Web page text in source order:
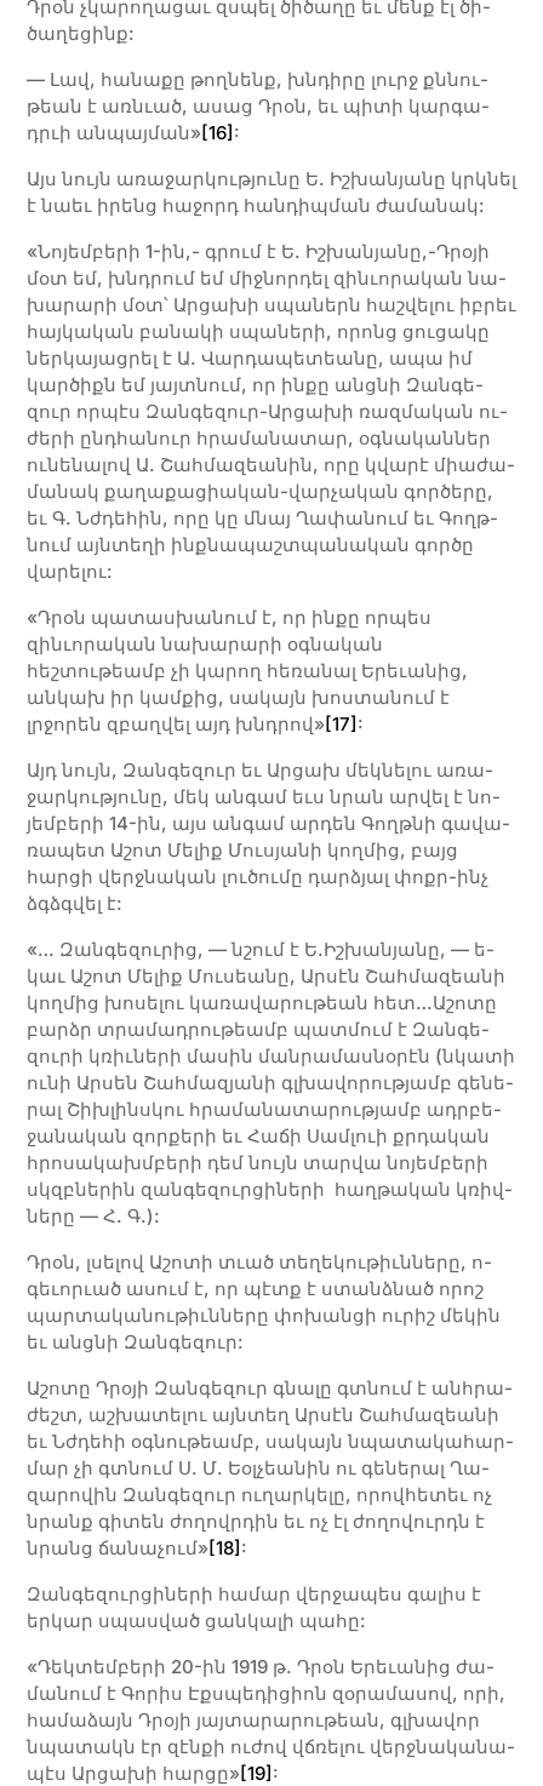
Դրօն չկա­րո­ղա­ցաւ զսպել ծի­ծա­ղը եւ մենք էլ ծի­
ծա­ղե­ցինք:
— Լավ, հա­նա­քը թող­նենք, խնդի­րը լուրջ քննու­
թեան է առ­նւած, ա­սաց Դրօն, եւ պի­տի կար­գա­
դրւի ան­պայ­ման»[16]:
Այս նույն առաջարկությունը Ե. Իշխանյանը կրկնել
է նաեւ իրենց հա­­ջորդ հան­­դիպ­­ման ժա­­մա­­նակ:
«Նո­յեմ­բե­րի 1-ին,- գրում է Ե. Իշ­խա­նյա­նը,-Դրօ­յի
մօտ եմ, խնդրում եմ միջ­նոր­դել զի­նւո­րա­կան նա­
խա­րա­րի մօտ՝ Արցախի սպա­ներն հաշ­վե­լու իբ­րեւ
հայ­կա­կան բա­նա­կի սպա­նե­րի, որոնց ցուցակը
ներկայացրել է Ա. Վար­դա­պե­տեանը, ա­պա իմ
կար­ծիքն եմ յայտ­նում, որ ին­քը անց­նի Զան­գե­
զուր որ­պէս Զան­գե­զուր-Արցախի ռազ­մա­կան ու­
ժե­րի ընդհանուր հրա­մա­նա­տար, օգ­նա­կան­ներ
ու­նե­նա­լով Ա. Շահ­մա­զեա­նին, ո­րը կվա­րէ միա­ժա­
մա­նակ քա­ղա­քա­ցիա­կան-վար­չա­կան գոր­ծե­րը,
եւ Գ. Նժդե­հին, ո­րը կը մնայ Ղա­փա­նում եւ Գողթ­
նում այն­տե­ղի ինք­նա­պաշտ­պա­նա­կան գոր­ծը
վա­րե­լու:
«Դրօն պատասխանում է, որ ինքը որպես
զինւորական նախա­րարի օգնական
հեշտութեամբ չի կարող հեռանալ Երեւանից,
անկախ իր կամքից, սակայն խոստանում է
լրջորեն զբաղվել այդ խնդրով»[17]:
Այդ նույն, Զան­գե­զուր եւ Արցախ մեկ­նե­լու ա­ռա­
ջար­կու­թյու­նը, մեկ ան­գամ եւս նրան ար­վել է նո­
յեմ­բե­րի 14-ին, այս ան­գամ ար­դեն Գողթ­նի գա­վա­
ռա­պետ Ա­շոտ Մե­լիք Մու­սյա­նի կող­մից, բայց
հարցի վերջնական լուծումը դարձյալ փոքր-ինչ
ձգձգվել է:
«… Զան­գե­զու­րից, — նշում է Ե.Իշ­խա­նյա­նը, — ե­
կաւ Ա­շոտ Մե­լիք Մու­սեա­նը, Ար­սէն Շահ­մա­զեա­նի
կող­մից խո­սե­լու կա­ռա­վա­րու­թեան հետ…Ա­շո­տը
բարձր տրա­մա­դրու­թեամբ պատ­մում է Զան­գե­
զու­րի կռիւ­նե­րի մա­սին ման­րա­մաս­նօ­րէն (նկա­տի
ու­նի Ար­սեն Շահ­մա­զյա­նի գլխա­վո­րու­թյամբ գե­նե­
րալ Շիխ­լինս­կու հրա­մա­նա­տա­րու­թյամբ ադր­բե­
ջա­նա­կան զոր­քե­րի եւ Հա­ճի Սամ­լուի քրդա­կան
հրո­սա­կախմ­բե­րի դեմ նույն տար­վա նո­յեմ­բե­րի
սկզբնե­րին զան­գե­զուր­ցի­նե­րի հաղ­թա­կան կռիվ­
նե­րը — Հ. Գ.):
Դրօն, լսե­լով Ա­շո­տի տւած տե­ղե­կու­թիւն­նե­րը, ո­
գեւո­րւած ասում է, որ պէտք է ստանձ­նած ո­րոշ
պար­տա­կա­նու­թիւն­նե­րը փո­խան­ցի ու­րիշ մե­կին
եւ անց­նի Զան­գե­զուր:
Ա­շո­տը Դրօ­յի Զան­գե­զուր գնա­լը գտնում է անհ­րա­
ժեշտ, աշ­խա­տե­լու այն­տեղ Ար­սէն Շահ­մա­զեա­նի
եւ Նժդե­հի օգ­նու­թեամբ, սա­կայն նպա­տա­կա­հար­
մար չի գտնում Ս. Մ. Եօլ­չեա­նին ու գե­նե­րալ Ղա­
զա­րո­վին Զան­գե­զուր ու­ղար­կե­լը, ո­րով­հե­տեւ ոչ
նրանք գի­տեն ժո­ղովր­դին եւ ոչ էլ ժո­ղո­վուրդն է
նրանց ճա­նա­չում»[18]:
Զան­գե­զուր­ցի­նե­րի հա­մար վեր­ջա­պես գալիս է
եր­կար սպաս­ված ցան­կա­լի պա­հը:
«Դեկ­տեմ­բե­րի 20-ին 1919 թ. Դրօն Ե­րեւա­նից ժա­
մա­նում է Գո­րիս Էքս­պե­դի­ցիոն զօ­րա­մա­սով, ո­րի,
հա­մա­ձայն Դրօ­յի յայ­տա­րա­րու­թեան, գլխա­վոր
նպա­տակն էր զէն­քի ու­ժով վճռե­լու վերջ­նա­կա­նա­
պէս Արցախի հար­ցը»[19]: